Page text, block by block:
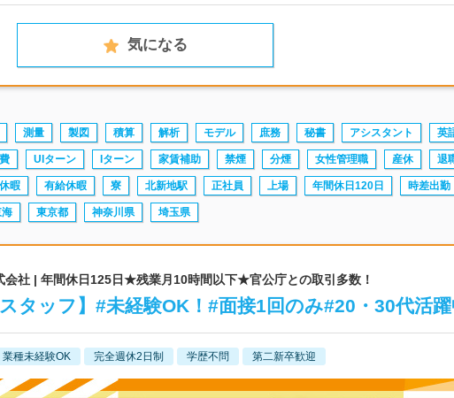
気になる
測量 製図 積算 解析 モデル 庶務 秘書 アシスタント 英
UIターン Iターン 家賃補助 禁煙 分煙 女性管理職 産休 退
暇 有給休暇 寮 北新地駅 正社員 上場 年間休日120日 時差出勤
東京都 神奈川県 埼玉県
会社 | 年間休日125日★残業月10時間以下★官公庁との取引多数！
スタッフ】#未経験OK！#面接1回のみ#20・30代活躍
業種未経験OK 完全週休2日制 学歴不問 第二新卒歓迎